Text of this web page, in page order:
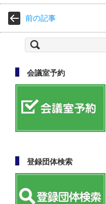
前の記事
検
索:
会議室予約
登録団体検索